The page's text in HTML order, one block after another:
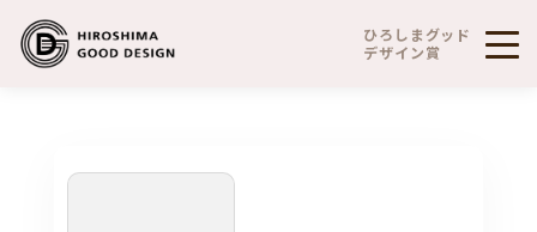
ひろしまグッド
デザイン賞